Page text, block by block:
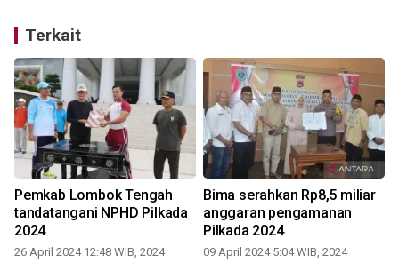
Terkait
Pemkab Lombok Tengah
tandatangani NPHD Pilkada
2024
26 April 2024 12:48 WIB, 2024
Bima serahkan Rp8,5 miliar
anggaran pengamanan
Pilkada 2024
09 April 2024 5:04 WIB, 2024